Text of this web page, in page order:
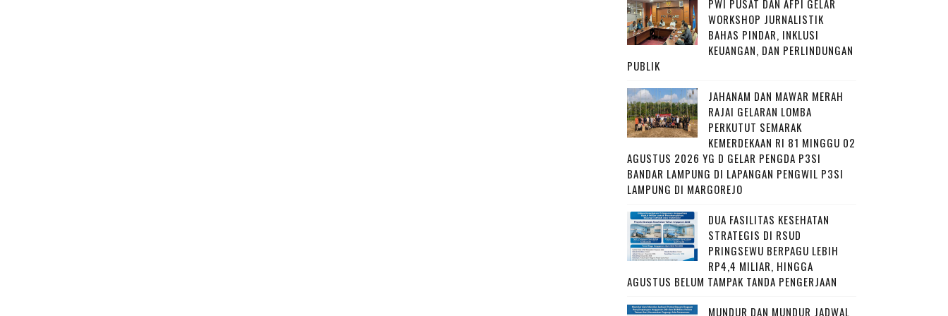
PWI PUSAT DAN AFPI GELAR
WORKSHOP JURNALISTIK
BAHAS PINDAR, INKLUSI
KEUANGAN, DAN PERLINDUNGAN
PUBLIK
JAHANAM DAN MAWAR MERAH
RAJAI GELARAN LOMBA
PERKUTUT SEMARAK
KEMERDEKAAN RI 81 MINGGU 02
AGUSTUS 2026 YG D GELAR PENGDA P3SI
BANDAR LAMPUNG DI LAPANGAN PENGWIL P3SI
LAMPUNG DI MARGOREJO
DUA FASILITAS KESEHATAN
STRATEGIS DI RSUD
PRINGSEWU BERPAGU LEBIH
RP4,4 MILIAR, HINGGA
AGUSTUS BELUM TAMPAK TANDA PENGERJAAN
MUNDUR DAN MUNDUR JADWAL